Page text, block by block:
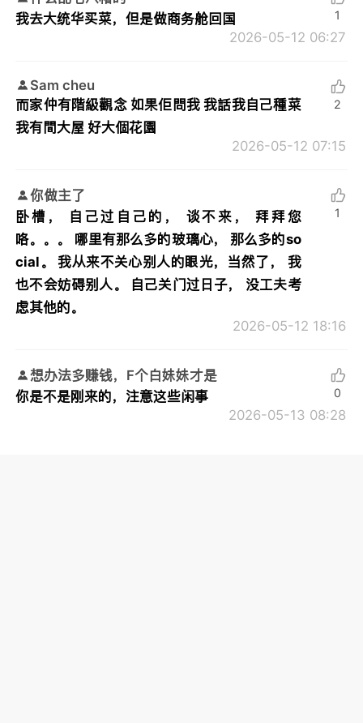
我去大统华买菜，但是做商务舱回国
2026-05-12 06:27
1
Sam cheu
而家仲有階級觀念 如果佢問我 我話我自己種菜
我有間大屋 好大個花園
2026-05-12 07:15
2
你做主了
卧槽， 自己过自己的， 谈不来， 拜拜您
咯。。。 哪里有那么多的玻璃心， 那么多的so
cial。 我从来不关心别人的眼光，当然了， 我
也不会妨碍别人。 自己关门过日子， 没工夫考
虑其他的。
2026-05-12 18:16
1
想办法多赚钱，F个白妹妹才是
你是不是刚来的，注意这些闲事
2026-05-13 08:28
0